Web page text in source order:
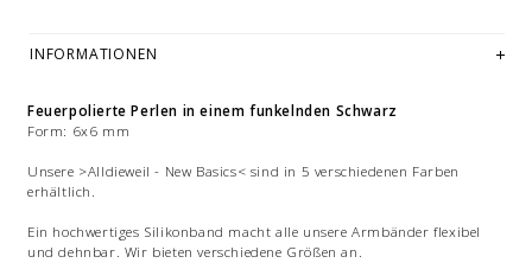
INFORMATIONEN
Feuerpolierte Perlen in einem funkelnden Schwarz
Form: 6x6 mm
Unsere >Alldieweil - New Basics< sind in 5 verschiedenen Farben
erhältlich.
Ein hochwertiges Silikonband macht alle unsere Armbänder flexibel
und dehnbar. Wir bieten verschiedene Größen an.